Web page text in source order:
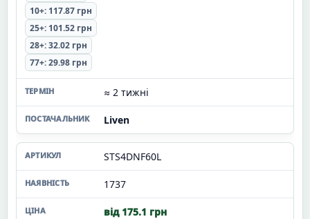
10+: 117.87 грн
25+: 101.52 грн
28+: 32.02 грн
77+: 29.98 грн
≈ 2 тижні
Liven
STS4DNF60L
1737
від 175.1 грн